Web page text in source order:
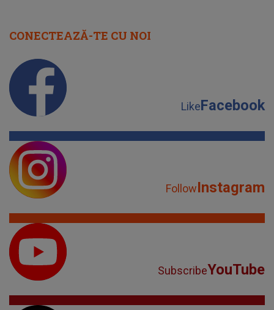
CONECTEAZĂ-TE CU NOI
LikeFacebook
FollowInstagram
SubscribeYouTube